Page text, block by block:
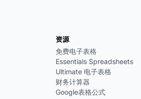
资源
免费电子表格
Essentials Spreadsheets
Ultimate 电子表格
财务计算器
Google表格公式